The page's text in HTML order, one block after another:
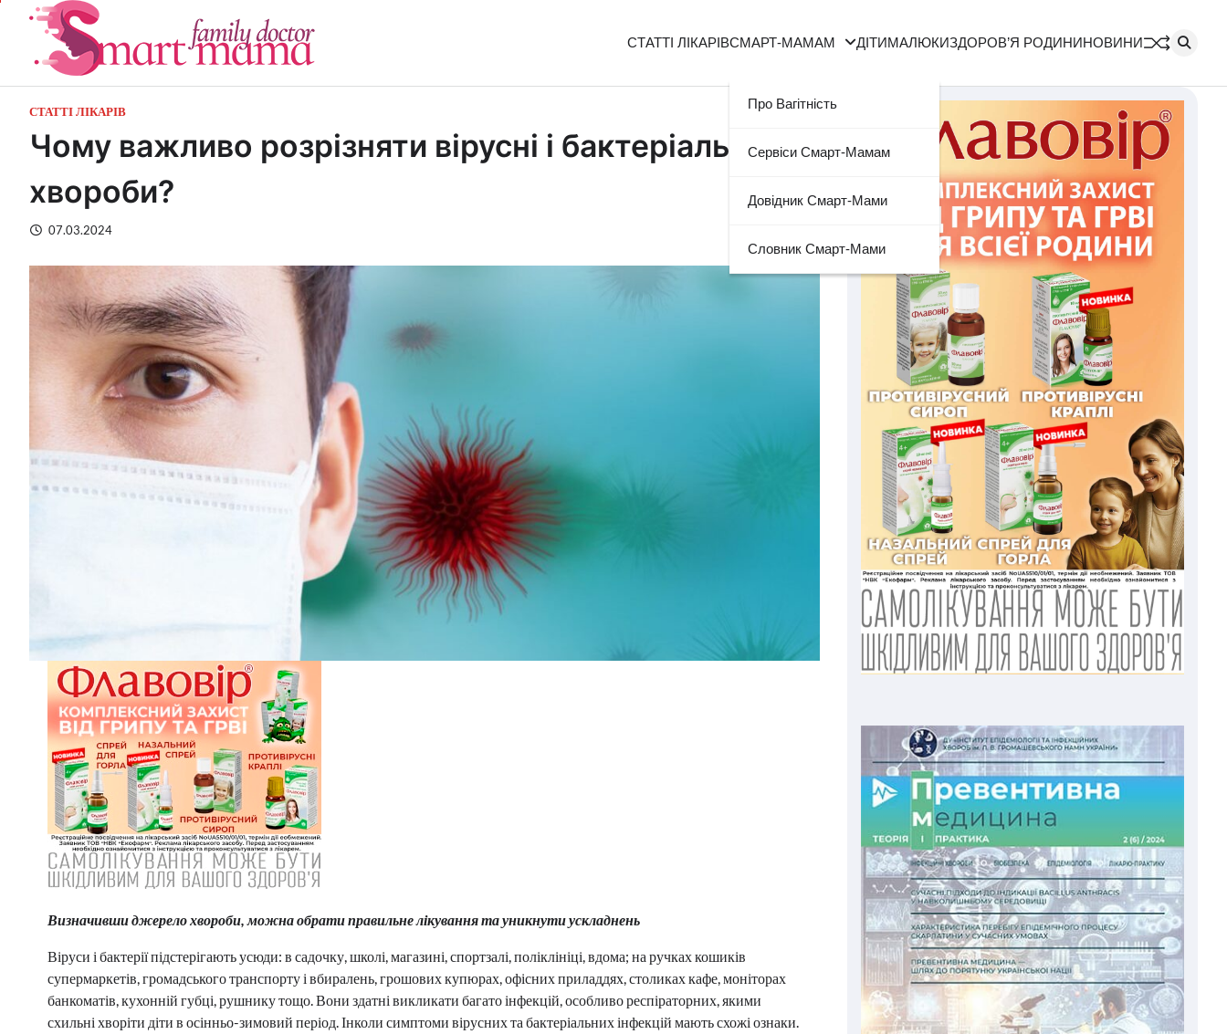
Перейти
СТАТТІ ЛІКАРІВСМАРТ-МАМАМ
Про Вагітність
Сервіси Смарт-Мамам
Довідник Смарт-Мами
Словник Смарт-Мами
ДІТИМАЛЮКИЗДОРОВ’Я РОДИНИНОВИНИ
СТАТТІ ЛІКАРІВ
Чому важливо розрізняти вірусні і бактеріальні
хвороби?
07.03.2024
Визначивши джерело хвороби, можна обрати правильне лікування та уникнути ускладнень
Віруси і бактерії підстерігають усюди: в садочку, школі, магазині, спортзалі, поліклініці, вдома; на ручках кошиків
супермаркетів, громадського транспорту і вбиралень, грошових купюрах, офісних приладдях, столиках кафе, моніторах
банкоматів, кухонній губці, рушнику тощо. Вони здатні викликати багато інфекцій, особливо респіраторних, якими
схильні хворіти діти в осінньо-зимовий період. Інколи симптоми вірусних та бактеріальних інфекцій мають схожі ознаки.